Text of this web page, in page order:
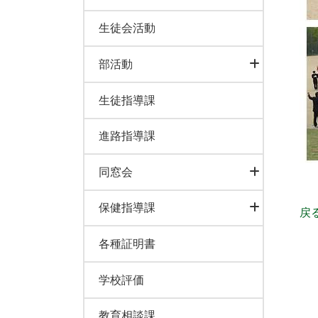
生徒会活動
部活動
生徒指導課
進路指導課
同窓会
保健指導課
各種証明書
学校評価
戻